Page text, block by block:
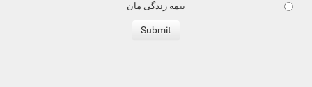
بیمه زندگی مان